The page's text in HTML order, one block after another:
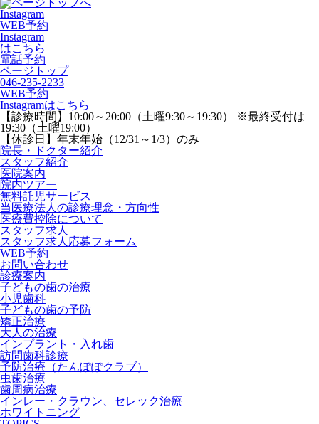
Instagram
WEB予約
Instagram
はこちら
電話予約
ページトップ
046-235-2233
WEB予約
Instagramはこちら
【診療時間】 10:00～20:00（土曜9:30～19:30） ※最終受付は
19:30（土曜19:00）
【休診日】 年末年始（12/31～1/3）のみ
院長・ドクター紹介
スタッフ紹介
医院案内
院内ツアー
無料託児サービス
当医療法人の診療理念・方向性
医療費控除について
スタッフ求人
スタッフ求人応募フォーム
WEB予約
お問い合わせ
診療案内
子どもの歯の治療
小児歯科
子どもの歯の予防
矯正治療
大人の治療
インプラント・入れ歯
訪問歯科診療
予防治療（たんぽぽクラブ）
虫歯治療
歯周病治療
インレー・クラウン、セレック治療
ホワイトニング